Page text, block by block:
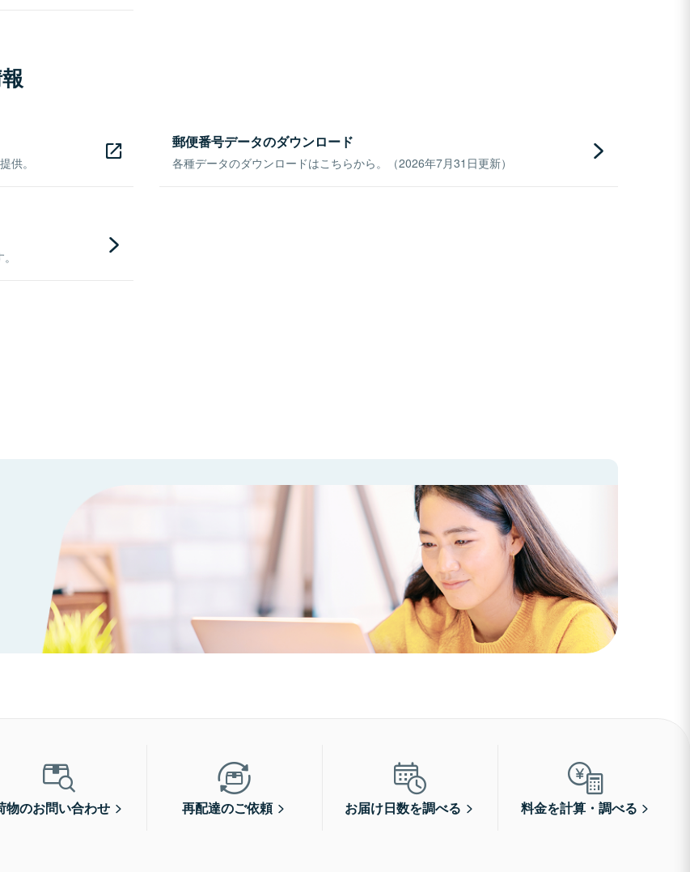
供。
郵便番号データのダウンロード
各種データのダウンロードはこちらから。（2026年7月31日更新）
物のお問い合わせ 再配達のご依頼 お届け日数を調べる 料金を計算・調べる